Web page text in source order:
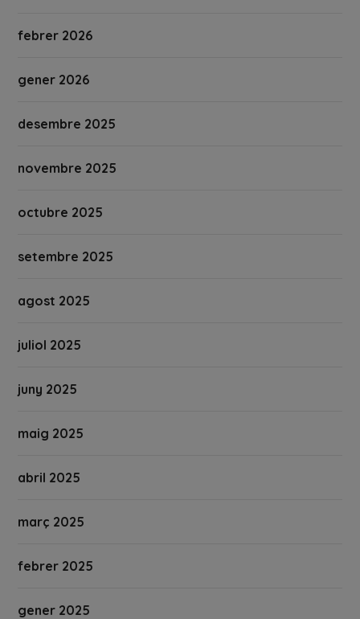
febrer 2026
gener 2026
desembre 2025
novembre 2025
octubre 2025
setembre 2025
agost 2025
juliol 2025
juny 2025
maig 2025
abril 2025
març 2025
febrer 2025
gener 2025